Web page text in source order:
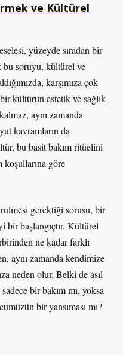
ve Kültürel
yüzeyde sıradan bir
bu soruyu, kültürel ve
karşımıza çok
kültürün estetik ve sağlık
aynı zamanda
kavramların da
bu basit bakım ritüelini
koşullarına göre
gerektiği sorusu, bir
başlangıçtır. Kültürel
ne kadar farklı
aynı zamanda kendimize
neden olur. Belki de asıl
bir bakım mı, yoksa
bir yansıması mı?